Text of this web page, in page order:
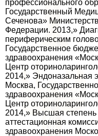
профессионального
Государственный
Сеченова»
Федерации. 2013,»
периферическим
Государственное
здравоохранения
Центр
2014,» Эндоназальная
Москва,
здравоохранения
Центр
2014,» Высшая
аттестационная
здравоохранения